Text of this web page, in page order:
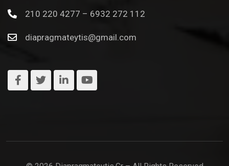
210 220 4277 – 6932 272 112
diapragmateytis@gmail.com